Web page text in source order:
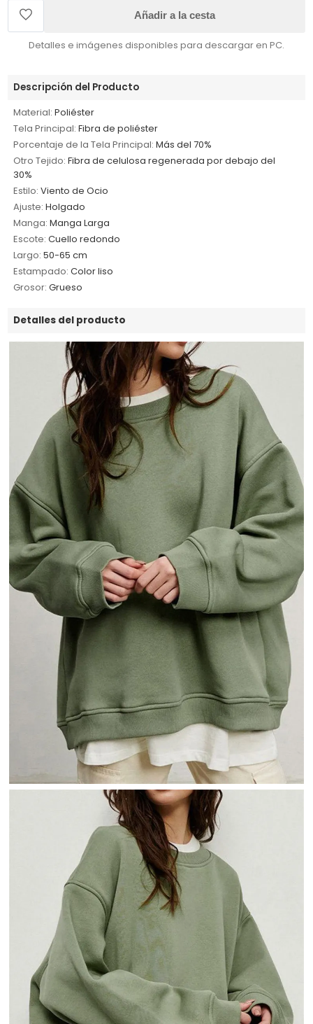
Añadir a la cesta
Detalles e imágenes disponibles para descargar en PC.
Descripción del Producto
Material: Poliéster
Tela Principal: Fibra de poliéster
Porcentaje de la Tela Principal: Más del 70%
Otro Tejido: Fibra de celulosa regenerada por debajo del
30%
Estilo: Viento de Ocio
Ajuste: Holgado
Manga: Manga Larga
Escote: Cuello redondo
Largo: 50-65 cm
Estampado: Color liso
Grosor: Grueso
Detalles del producto